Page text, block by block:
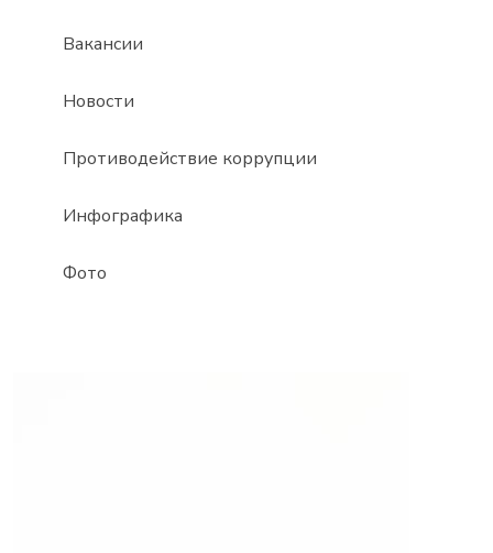
Вакансии
Новости
Противодействие коррупции
Инфографика
Фото